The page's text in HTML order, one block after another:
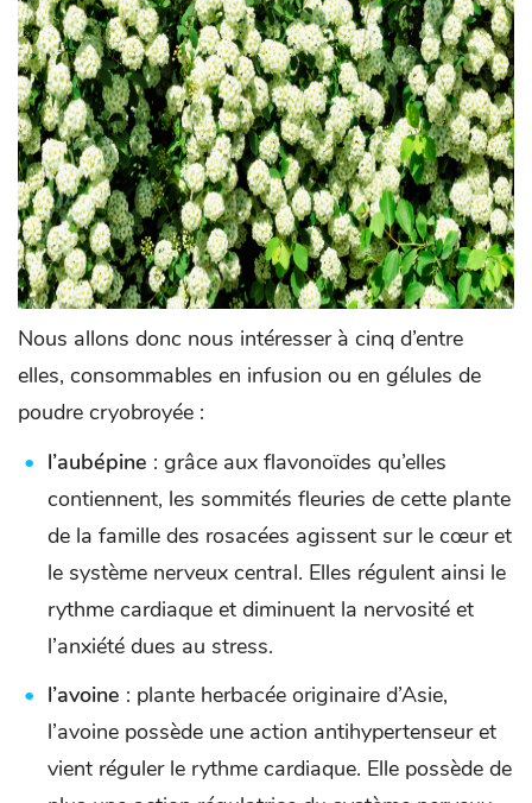
Nous allons donc nous intéresser à cinq d’entre
elles, consommables en infusion ou en gélules de
poudre cryobroyée :
l’aubépine : grâce aux flavonoïdes qu’elles
contiennent, les sommités fleuries de cette plante
de la famille des rosacées agissent sur le cœur et
le système nerveux central. Elles régulent ainsi le
rythme cardiaque et diminuent la nervosité et
l’anxiété dues au stress.
l’avoine : plante herbacée originaire d’Asie,
l’avoine possède une action antihypertenseur et
vient réguler le rythme cardiaque. Elle possède de